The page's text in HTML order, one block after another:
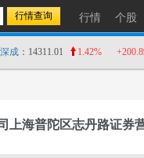
行情 个股
深成 ：14311.01 1.42%
上海普陀区志丹路证券